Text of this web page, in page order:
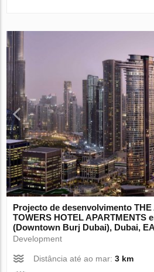
Projecto de desenvolvimento THE
TOWERS HOTEL APARTMENTS
(Downtown Burj Dubai), Dubai,
Development
Distância até ao mar:3 km